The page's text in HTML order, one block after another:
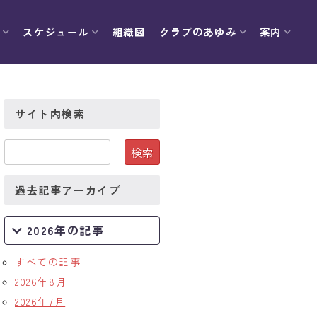
スケジュール 組織図 クラブのあゆみ 案内
サイト内検索
過去記事アーカイブ
2026年の記事
すべての記事
2026年8月
2026年7月